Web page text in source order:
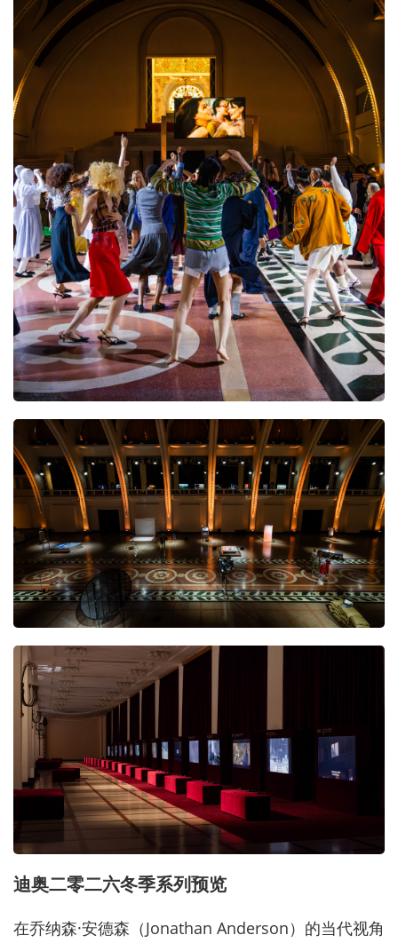
迪奥二零二六冬季系列预览
在乔纳森·安德森（Jonathan Anderson）的当代视角